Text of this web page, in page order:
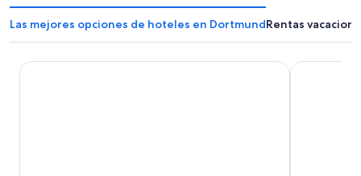
Las mejores opciones de hoteles en DortmundRentas
Hotel Unique Dortmund Hauptbahnhof PLAZA